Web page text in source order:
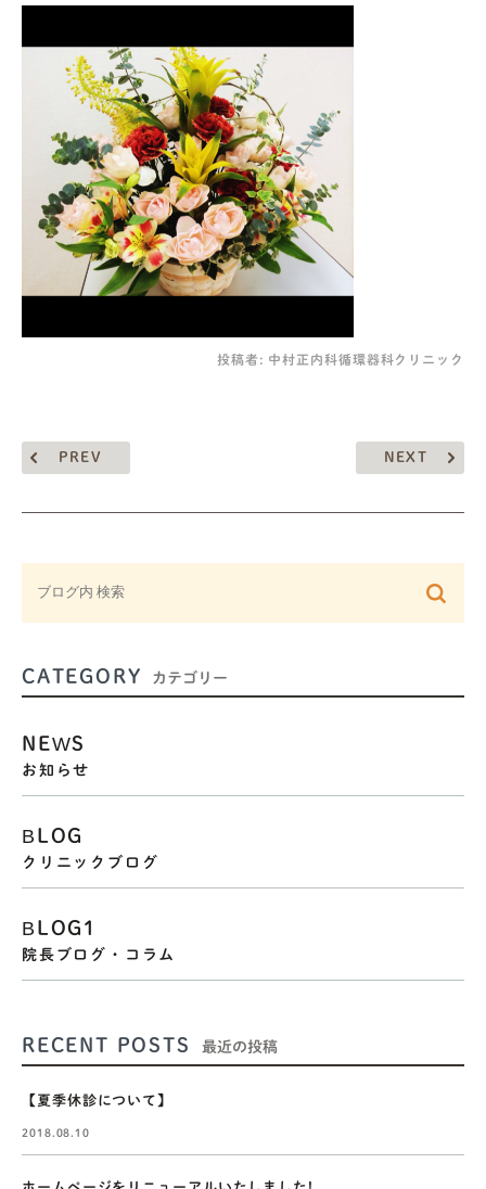
投稿者: 中村正内科循環器科クリニック
PREV NEXT
CATEGORY カテゴリー
NEWS
お知らせ
BLOG
クリニックブログ
BLOG1
院長ブログ・コラム
RECENT POSTS 最近の投稿
【夏季休診について】
2018.08.10